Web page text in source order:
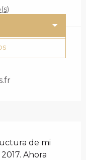
de mi
Ahora